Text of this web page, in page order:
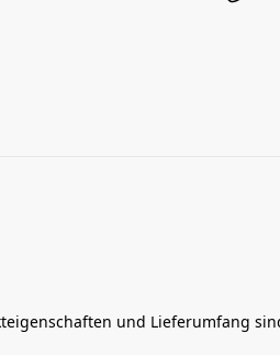
und Lieferumfang